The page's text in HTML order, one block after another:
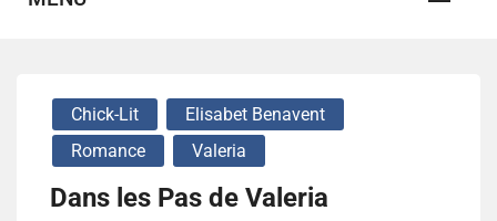
Chick-Lit
Elisabet Benavent
Romance
Valeria
Dans les Pas de Valeria